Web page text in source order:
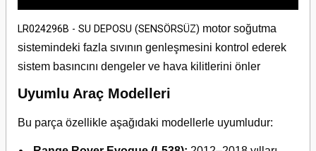
LR024296B - SU DEPOSU (SENSÖRSÜZ) motor soğutma
sistemindeki fazla sıvının genleşmesini kontrol ederek
sistem basıncını dengeler ve hava kilitlerini önler
Uyumlu Araç Modelleri
Bu parça özellikle aşağıdaki modellerle uyumludur: